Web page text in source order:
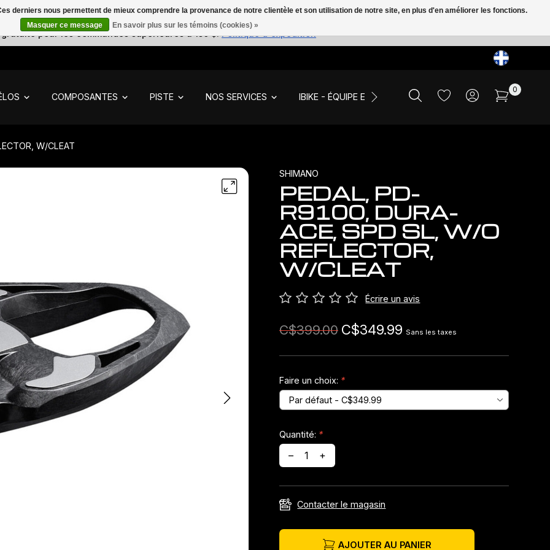
pour les commandes supérieures à 150 $.Politique d'expédition
COMPOSANTES PISTE NOS SERVICES IBIKE - ÉQUIPE ET ÉVÉNEMENTS LIQUIDATION
0
W/CLEAT
SHIMANO
PEDAL, PD-
R9100, DURA-
ACE, SPD SL, W/O
REFLECTOR,
W/CLEAT
Écrire un avis
C$399.00 C$349.99 Sans les taxes
Faire un choix: *
Quantité: *
– +
Contacter le magasin
AJOUTER AU PANIER
derniers nous permettent de mieux comprendre la provenance de notre clientèle et son utilisation de notre site, en plus d'en améliorer les fonctions.
Masquer ce message
En savoir plus sur les témoins (cookies) »